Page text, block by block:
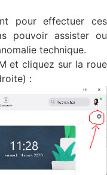
pour effectuer ces
pouvoir assister ou
technique.
et cliquez sur la roue
: